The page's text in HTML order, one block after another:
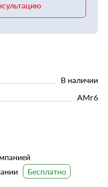
В наличии
АМг6